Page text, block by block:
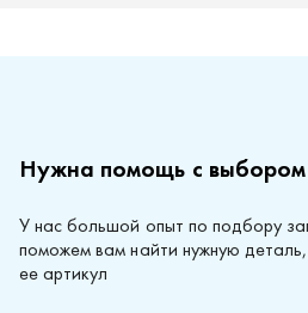
Нужна помощь с выбором
У нас большой опыт по подбору
поможем вам найти нужную
ее артикул